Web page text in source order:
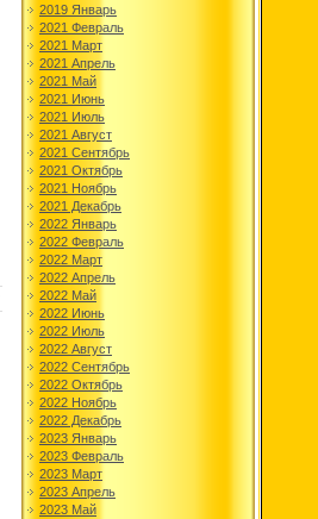
2019 Январь
2021 Февраль
2021 Март
2021 Апрель
2021 Май
2021 Июнь
2021 Июль
2021 Август
2021 Сентябрь
2021 Октябрь
2021 Ноябрь
2021 Декабрь
2022 Январь
2022 Февраль
2022 Март
2022 Апрель
2022 Май
2022 Июнь
2022 Июль
2022 Август
2022 Сентябрь
2022 Октябрь
2022 Ноябрь
2022 Декабрь
2023 Январь
2023 Февраль
2023 Март
2023 Апрель
2023 Май